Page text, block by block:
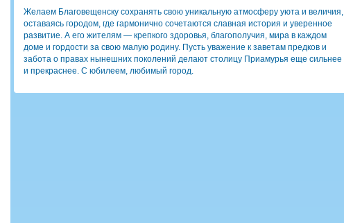
Желаем Благовещенску сохранять свою уникальную атмосферу уюта и величия,
оставаясь городом, где гармонично сочетаются славная история и уверенное
развитие. А его жителям — крепкого здоровья, благополучия, мира в каждом
доме и гордости за свою малую родину. Пусть уважение к заветам предков и
забота о правах нынешних поколений делают столицу Приамурья еще сильнее
и прекраснее. С юбилеем, любимый город.